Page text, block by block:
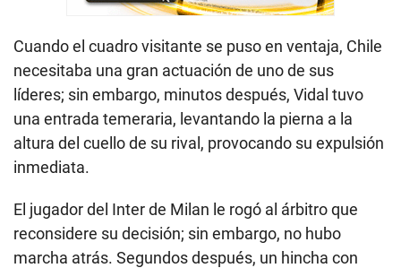
Cuando el cuadro visitante se puso en ventaja, Chile
necesitaba una gran actuación de uno de sus
líderes; sin embargo, minutos después, Vidal tuvo
una entrada temeraria, levantando la pierna a la
altura del cuello de su rival, provocando su expulsión
inmediata.
El jugador del Inter de Milan le rogó al árbitro que
reconsidere su decisión; sin embargo, no hubo
marcha atrás. Segundos después, un hincha con